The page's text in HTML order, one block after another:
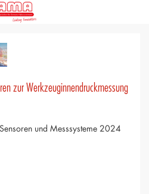
zur Werkzeuginnendruckmessung
und Messsysteme 2024